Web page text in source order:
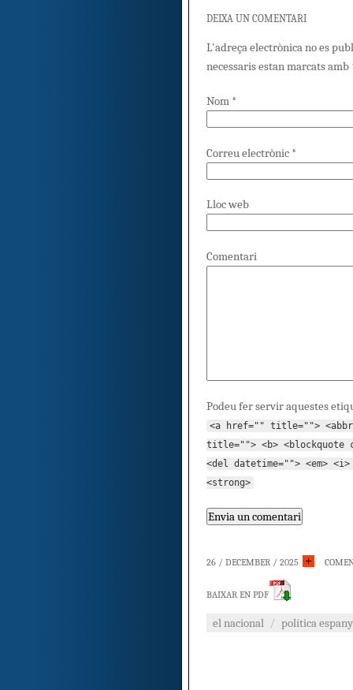
DEIXA UN COMENTARI
L'adreça electrònica no es
necessaris estan marcats amb
Nom *
Correu electrònic *
Lloc web
Comentari
Podeu fer servir aquestes
<a href="" title="">
title=""> <b> <blockquote
<del datetime=""> <em>
<strong>
26 / DECEMBER / 2025
BAIXAR EN PDF
el nacional / política